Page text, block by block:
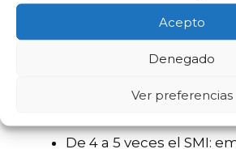
Acepto
Denegado
Ver preferencias
De 2 a 3 veces el SMI:
De 3 a 4 veces el SMI:
De 4 a 5 veces el SMI: